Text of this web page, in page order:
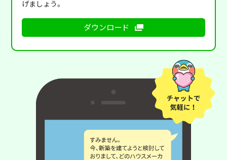
げましょう。
ダウンロード